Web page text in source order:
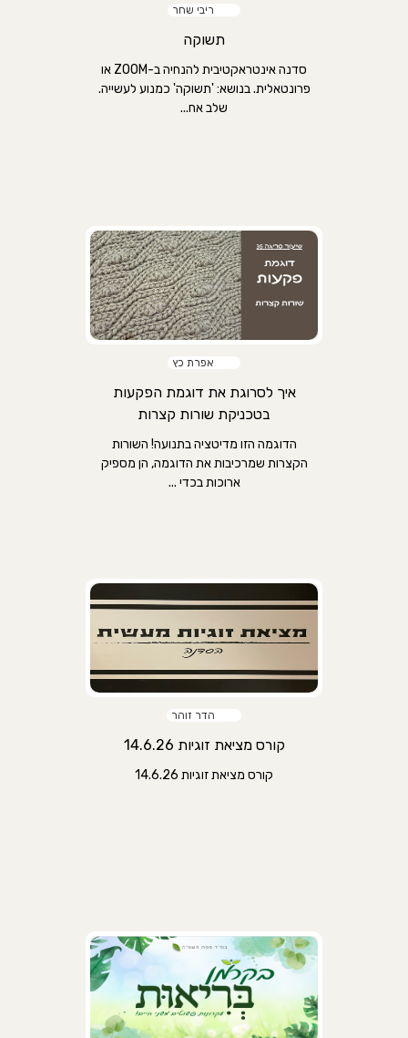
ריבי שחר
תשוקה
סדנה אינטראקטיבית להנחיה ב-ZOOM או
פרונטאלית. בנושא: 'תשוקה' כמנוע לעשייה.
שלב אח...
אפרת כץ
איך לסרוגת את דוגמת הפקעות
בטכניקת שורות קצרות
הדוגמה הזו מדיטציה בתנועה! השורות
הקצרות שמרכיבות את הדוגמה, הן מספיק
ארוכות בכדי ...
הדר זוהר
קורס מציאת זוגיות 14.6.26
קורס מציאת זוגיות 14.6.26